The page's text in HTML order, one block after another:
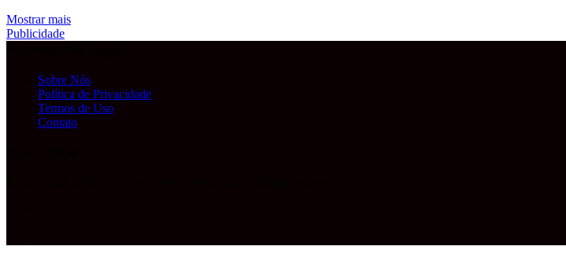
Mostrar mais
Publicidade
Sobre Nós
Política de Privacidade
Termos de Uso
Contato